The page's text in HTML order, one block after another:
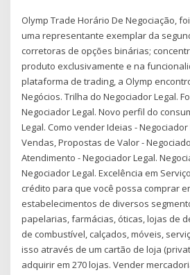
Olymp Trade Horário De Negociação,
uma representante exemplar da
corretoras de opções binárias;
produto exclusivamente e na
plataforma de trading, a Olymp
Negócios. Trilha do Negociador Legal.
Negociador Legal. Novo perfil do
Legal. Como vender Ideias - Negociador
Vendas, Propostas de Valor -
Atendimento - Negociador Legal.
Negociador Legal. Excelência em
crédito para que você possa comprar
estabelecimentos de diversos
papelarias, farmácias, óticas, lojas de
de combustível, calçados, móveis,
isso através de um cartão de loja
adquirir em 270 lojas. Vender